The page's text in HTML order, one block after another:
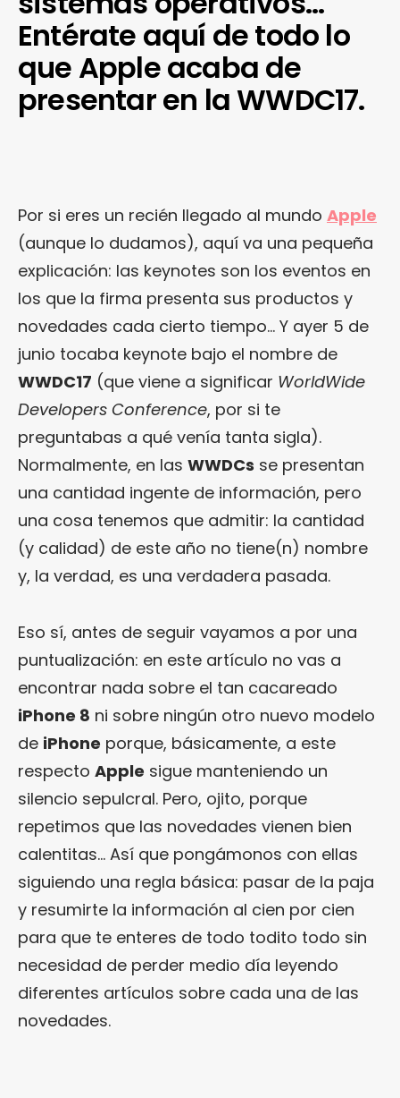
Entérate aquí de todo lo
que Apple acaba de
presentar en la WWDC17.
Por si eres un recién llegado al mundo Apple
(aunque lo dudamos), aquí va una pequeña
explicación: las keynotes son los eventos en
los que la firma presenta sus productos y
novedades cada cierto tiempo… Y ayer 5 de
junio tocaba keynote bajo el nombre de
WWDC17 (que viene a significar WorldWide
Developers Conference, por si te
preguntabas a qué venía tanta sigla).
Normalmente, en las WWDCs se presentan
una cantidad ingente de información, pero
una cosa tenemos que admitir: la cantidad
(y calidad) de este año no tiene(n) nombre
y, la verdad, es una verdadera pasada.
Eso sí, antes de seguir vayamos a por una
puntualización: en este artículo no vas a
encontrar nada sobre el tan cacareado
iPhone 8 ni sobre ningún otro nuevo modelo
de iPhone porque, básicamente, a este
respecto Apple sigue manteniendo un
silencio sepulcral. Pero, ojito, porque
repetimos que las novedades vienen bien
calentitas… Así que pongámonos con ellas
siguiendo una regla básica: pasar de la paja
y resumirte la información al cien por cien
para que te enteres de todo todito todo sin
necesidad de perder medio día leyendo
diferentes artículos sobre cada una de las
novedades.